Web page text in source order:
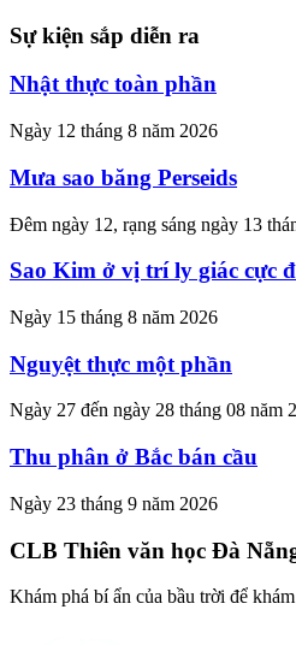
Sự kiện sắp diễn ra
Nhật thực toàn phần
Ngày 12 tháng 8 năm 2026
Mưa sao băng Perseids
Đêm ngày 12, rạng sáng ngày 13
Sao Kim ở vị trí ly giác cực
Ngày 15 tháng 8 năm 2026
Nguyệt thực một phần
Ngày 27 đến ngày 28 tháng 08 năm
Thu phân ở Bắc bán cầu
Ngày 23 tháng 9 năm 2026
CLB Thiên văn học Đà
Khám phá bí ẩn của bầu trời để